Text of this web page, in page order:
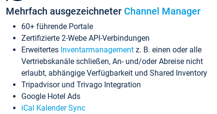
Mehrfach ausgezeichneter Channel Manager
60+ führende Portale
Zertifizierte 2-Webe API-Verbindungen
Erweitertes Inventarmanagement z. B. einen oder alle
Vertriebskanäle schließen, An- und/oder Abreise nicht
erlaubt, abhängige Verfügbarkeit und Shared Inventory
Tripadvisor und Trivago Integration
Google Hotel Ads
iCal Kalender Sync